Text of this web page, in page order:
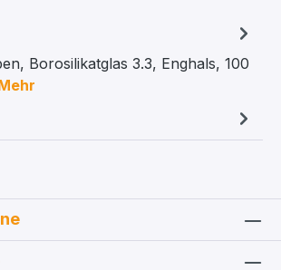
Borosilikatglas 3.3, Enghals, 100